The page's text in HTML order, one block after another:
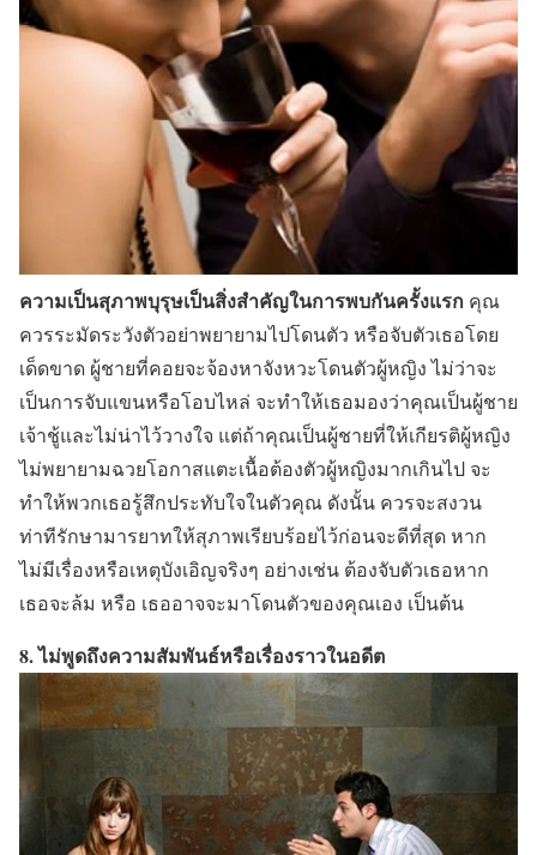
ความเป็นสุภาพบุรุษเป็นสิ่งสำคัญในการพบกันครั้งแรก คุณ
ควรระมัดระวังตัวอย่าพยายามไปโดนตัว หรือจับตัวเธอโดย
เด็ดขาด ผู้ชายที่คอยจะจ้องหาจังหวะโดนตัวผู้หญิง ไม่ว่าจะ
เป็นการจับแขนหรือโอบไหล่ จะทำให้เธอมองว่าคุณเป็นผู้ชาย
เจ้าชู้และไม่น่าไว้วางใจ แต่ถ้าคุณเป็นผู้ชายที่ให้เกียรติผู้หญิง
ไม่พยายามฉวยโอกาสแตะเนื้อต้องตัวผู้หญิงมากเกินไป จะ
ทำให้พวกเธอรู้สึกประทับใจในตัวคุณ ดังนั้น ควรจะสงวน
ท่าทีรักษามารยาทให้สุภาพเรียบร้อยไว้ก่อนจะดีที่สุด หาก
ไม่มีเรื่องหรือเหตุบังเอิญจริงๆ อย่างเช่น ต้องจับตัวเธอหาก
เธอจะล้ม หรือ เธออาจจะมาโดนตัวของคุณเอง เป็นต้น
8. ไม่พูดถึงความสัมพันธ์หรือเรื่องราวในอดีต